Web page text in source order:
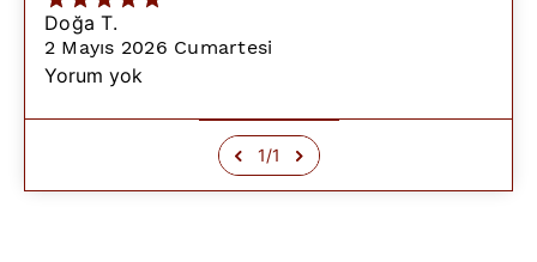
Doğa T.
2 Mayıs 2026 Cumartesi
Yorum yok
1/1